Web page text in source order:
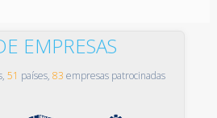
EMPRESAS
51 países, 83 empresas patrocinadas